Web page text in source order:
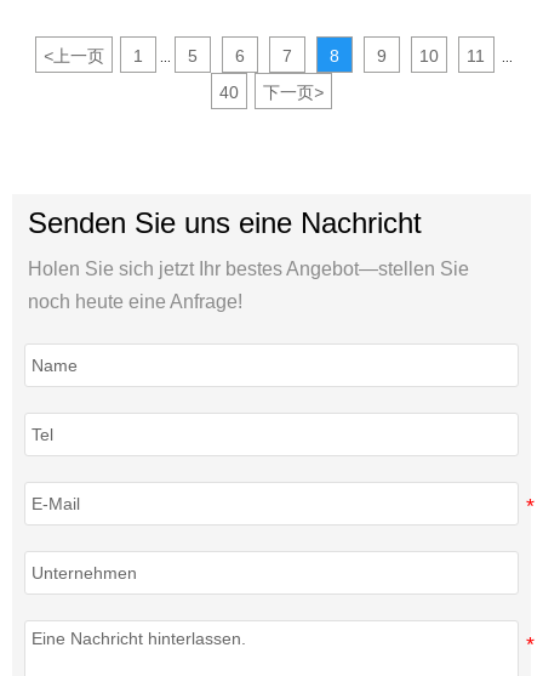
<上一页 1 5 6 7 8 9 10 11
40 下一页>
Senden Sie uns eine Nachricht
Holen Sie sich jetzt Ihr bestes Angebot—stellen Sie
noch heute eine Anfrage!